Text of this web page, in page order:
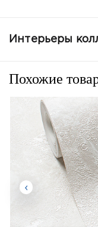
Интерьеры
Похожие